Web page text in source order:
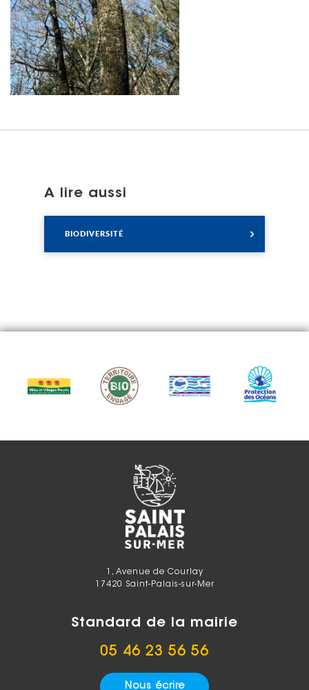
A lire aussi
BIODIVERSITÉ
1, Avenue de Courlay
17420 Saint-Palais-sur-Mer
Standard de la mairie
05 46 23 56 56
Nous écrire